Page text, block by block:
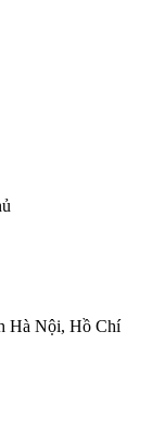
Hà Nội, Hồ Chí